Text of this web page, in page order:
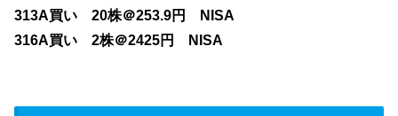
313A買い 20株＠253.9円 NISA
316A買い 2株＠2425円 NISA